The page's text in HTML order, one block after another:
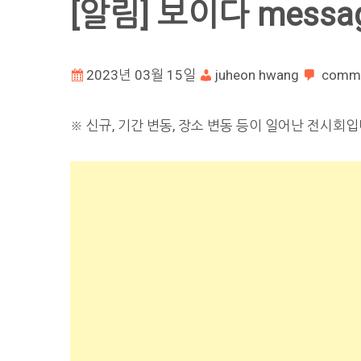
[알림] 보이다
2023년 03월 15일 juheon hwang
※ 신규, 기간 변동, 장소 변동 등이 일어난 전시회입